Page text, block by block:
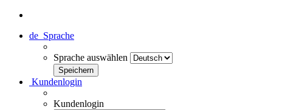
de Sprache
Sprache auswählen
Kundenlogin
Kundenlogin